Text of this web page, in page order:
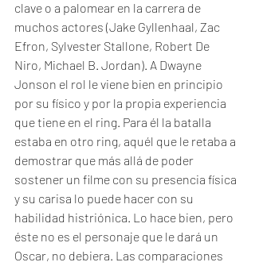
clave o a palomear en la carrera de
muchos actores (Jake Gyllenhaal, Zac
Efron, Sylvester Stallone, Robert De
Niro, Michael B. Jordan). A Dwayne
Jonson el rol le viene bien en principio
por su físico y por la propia experiencia
que tiene en el ring. Para él la batalla
estaba en otro ring, aquél que le retaba a
demostrar que más allá de poder
sostener un filme con su presencia física
y su carisa lo puede hacer con su
habilidad histriónica. Lo hace bien, pero
éste no es el personaje que le dará un
Oscar, no debiera. Las comparaciones